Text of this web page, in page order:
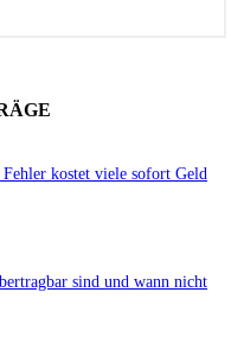
kostet viele sofort Geld
sind und wann nicht